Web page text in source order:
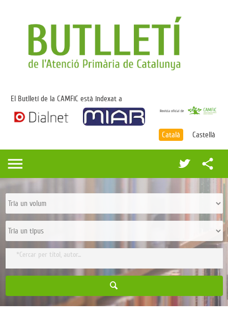
El Butlletí de la CAMFiC està indexat a
Català Castellà
share
menu